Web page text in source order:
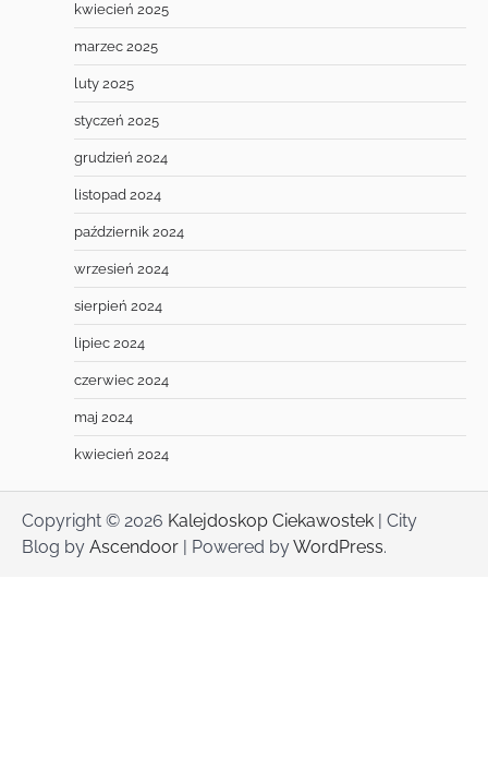
kwiecień 2025
marzec 2025
luty 2025
styczeń 2025
grudzień 2024
listopad 2024
październik 2024
wrzesień 2024
sierpień 2024
lipiec 2024
czerwiec 2024
maj 2024
kwiecień 2024
Copyright © 2026 Kalejdoskop Ciekawostek | City
Blog by Ascendoor | Powered byWordPress.